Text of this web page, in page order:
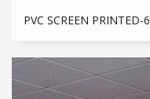
PVC SCREEN PRINTED-6